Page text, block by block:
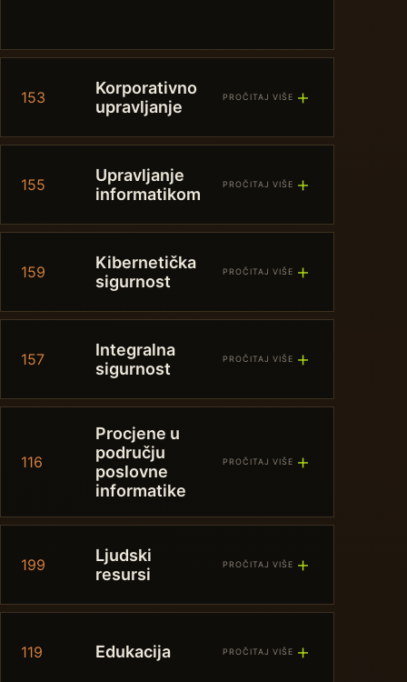
153
Korporativno
upravljanje
PROČITAJ VIŠE ＋
155
Upravljanje
informatikom
PROČITAJ VIŠE ＋
159
Kibernetička
sigurnost
PROČITAJ VIŠE ＋
157
Integralna
sigurnost
PROČITAJ VIŠE ＋
116
Procjene u
području
poslovne
informatike
PROČITAJ VIŠE ＋
199
Ljudski
resursi
PROČITAJ VIŠE ＋
119 Edukacija PROČITAJ VIŠE ＋